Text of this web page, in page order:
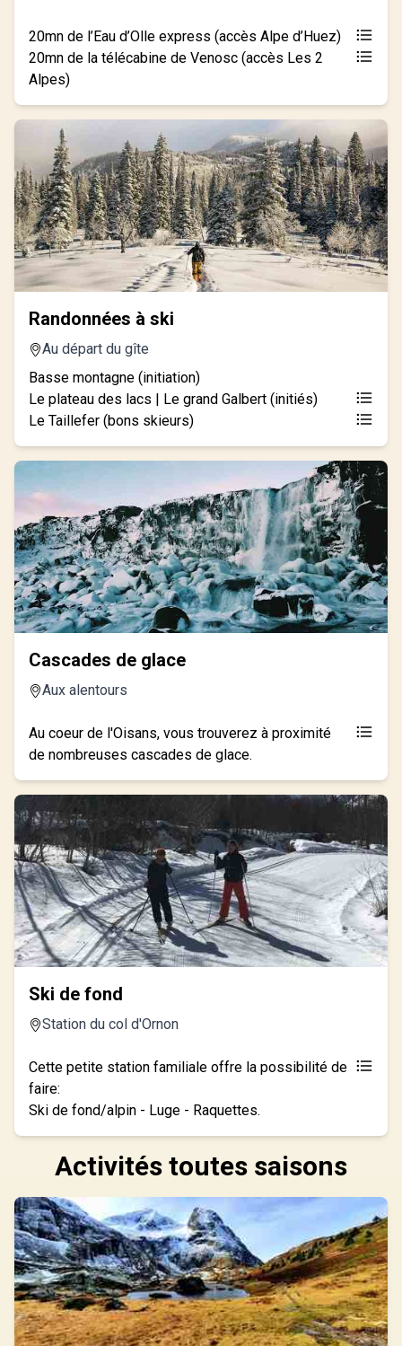
20mn de l’Eau d’Olle express (accès Alpe d’Huez)
20mn de la télécabine de Venosc (accès Les 2
Alpes)
Randonnées à ski
Au départ du gîte
Basse montagne (initiation)
Le plateau des lacs | Le grand Galbert (initiés)
Le Taillefer (bons skieurs)
Cascades de glace
Aux alentours
Au coeur de l'Oisans, vous trouverez à proximité
de nombreuses cascades de glace.
Ski de fond
Station du col d'Ornon
Cette petite station familiale offre la possibilité de
faire:
Ski de fond/alpin - Luge - Raquettes.
Activités toutes saisons